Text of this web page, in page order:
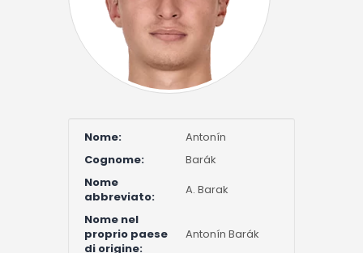
Nome:
Antonín
Cognome:
Barák
Nome
abbreviato:
A. Barak
Nome nel
proprio paese
di origine:
Antonín Barák